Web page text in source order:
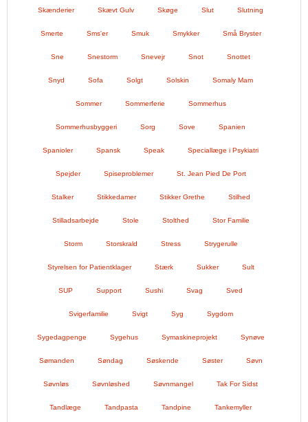
Skænderier Skævt Gulv Skøge Slut Slutning
Smerte Sms'er Smuk Smykker Små Bryster
Sne Snestorm Snevejr Snot Snottet
Snyd Sofa Solgt Solskin Somaly Mam
Sommer Sommerferie Sommerhus
Sommerhusbyggeri Sorg Sove Spanien
Spanioler Spansk Speak Speciallæge i Psykiatri
Spejder Spiseproblemer St. Jean Pied De Port
Stalker Stikkedamer Stikker Grethe Stilhed
Stilladsarbejde Stole Stolthed Stor Familie
Storm Storskrald Stress Strygerulle
Styrelsen for Patientklager Stærk Sukker Sult
SUP Support Sushi Svag Sved
Svigerfamilie Svigt Syg Sygdom
Sygedagpenge Sygehus Symaskineprojekt Synøve
Sømanden Søndag Søskende Søster Søvn
Søvnløs Søvnløshed Søvnmangel Tak For Sidst
Tandlæge Tandpasta Tandpine Tankemyller